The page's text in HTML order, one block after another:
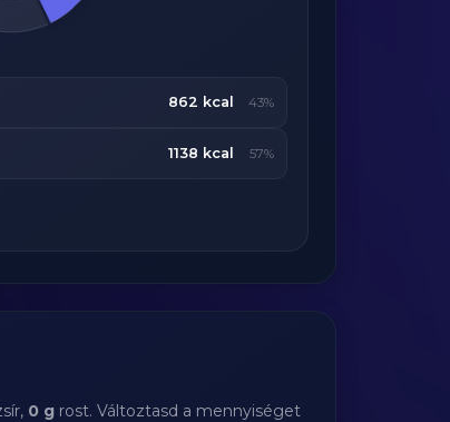
862 kcal 43%
1138 kcal 57%
0 g rost. Változtasd a mennyiséget